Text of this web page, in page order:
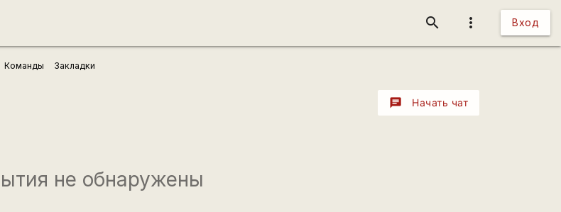
more_vert Вход
search
Команды Закладки
chat Начать чат
не обнаружены